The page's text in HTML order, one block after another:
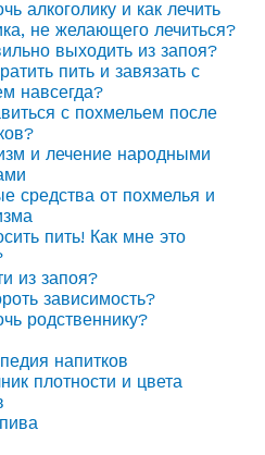
алкоголику и как лечить
не желающего лечиться?
выходить из запоя?
пить и завязать с
навсегда?
с похмельем после
и лечение народными
средства от похмелья и
пить! Как мне это
из запоя?
зависимость?
родственнику?
напитков
плотности и цвета